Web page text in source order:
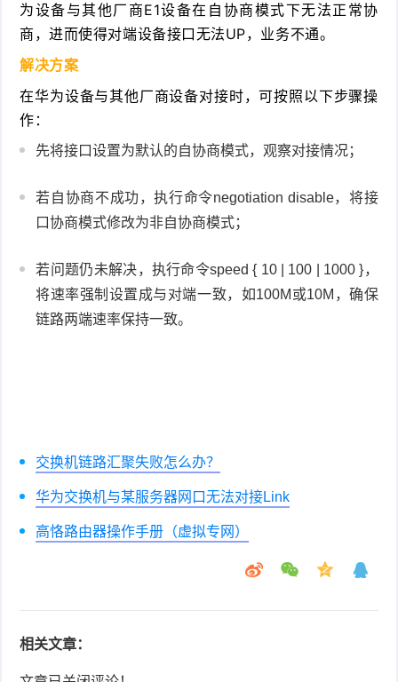
为设备与其他厂商E1设备在自协商模式下无法正常协
商，进而使得对端设备接口无法UP，业务不通。
解决方案
在华为设备与其他厂商设备对接时，可按照以下步骤操
作：
先将接口设置为默认的自协商模式，观察对接情况；
若自协商不成功，执行命令negotiation disable，将接
口协商模式修改为非自协商模式；
若问题仍未解决，执行命令speed { 10 | 100 | 1000 }，
将速率强制设置成与对端一致，如100M或10M，确保
链路两端速率保持一致。
交换机链路汇聚失败怎么办？
华为交换机与某服务器网口无法对接Link
高恪路由器操作手册（虚拟专网）
相关文章：